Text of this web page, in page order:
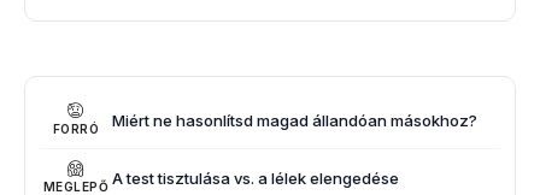
FORRÓ Miért ne hasonlítsd magad állandóan másokhoz?
MEGLEPŐ A test tisztulása vs. a lélek elengedése